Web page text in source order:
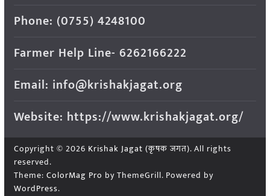
Phone: (0755) 4248100
Farmer Help Line- 6262166222
Email: info@krishakjagat.org
Website: https://www.krishakjagat.org/
Copyright © 2026 Krishak Jagat (कृषक जगत). All rights
reserved.
Theme: ColorMag Pro by ThemeGrill. Powered by
WordPress.